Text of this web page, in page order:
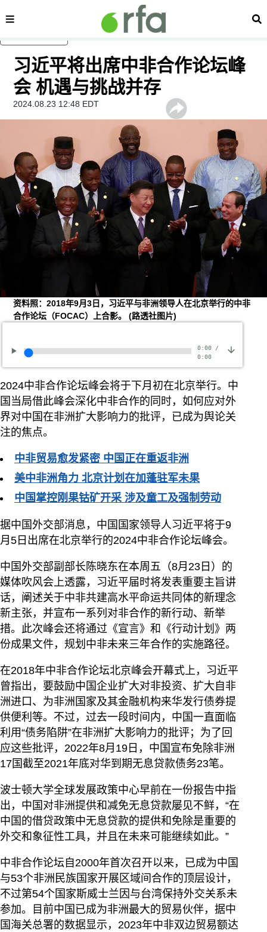
内容分类 搜
习近平将出席中非合作论坛峰
会 机遇与挑战并存
2024.08.23 12:48 EDT
资料照：2018年9月3日，习近平与非洲领导人在北京举行的中非
合作论坛（FOCAC）上合影。(路透社图片)
0:00/
0:00
2024中非合作论坛峰会将于下月初在北京举行。中
国当局借此峰会深化中非合作的同时，如何应对外
界对中国在非洲扩大影响力的批评，已成为舆论关
注的焦点。
中非贸易愈发紧密 中国正在重返非洲
美中非洲角力 北京计划在加蓬驻军未果
中国掌控刚果钴矿开采 涉及童工及强制劳动
据中国外交部消息，中国国家领导人习近平将于9
月5日出席在北京举行的2024中非合作论坛峰会。
中国外交部副部长陈晓东在本周五（8月23日）的
媒体吹风会上透露，习近平届时将发表重要主旨讲
话，阐述关于中非共建高水平命运共同体的新理念
新主张，并宣布一系列对非合作的新行动、新举
措。此次峰会还将通过《宣言》和《行动计划》两
份成果文件，规划中非未来三年合作的实施路径。
在2018年中非合作论坛北京峰会开幕式上，习近平
曾指出，要鼓励中国企业扩大对非投资、扩大自非
洲进口、为非洲国家及其金融机构来华发行债券提
供便利等。不过，过去一段时间内，中国一直面临
利用“债务陷阱”在非洲扩大影响力的批评；为了回
应这些批评，2022年8月19日，中国宣布免除非洲
17国截至2021年底对华到期无息贷款债务23笔。
波士顿大学全球发展政策中心早前在一份报告中指
出，中国对非洲提供和减免无息贷款屡见不鲜，“在
中国的借贷政策中无息贷款的提供和免除是重要的
外交和象征性工具，并且在未来可能继续如此。”
中非合作论坛自2000年首次召开以来，已成为中国
与53个非洲民族国家开展区域间合作的顶层设计，
不过第54个国家斯威士兰因与台湾保持外交关系未
参加。目前中国已成为非洲最大的贸易伙伴，据中
国海关总署的数据显示，2023年中非双边贸易额达